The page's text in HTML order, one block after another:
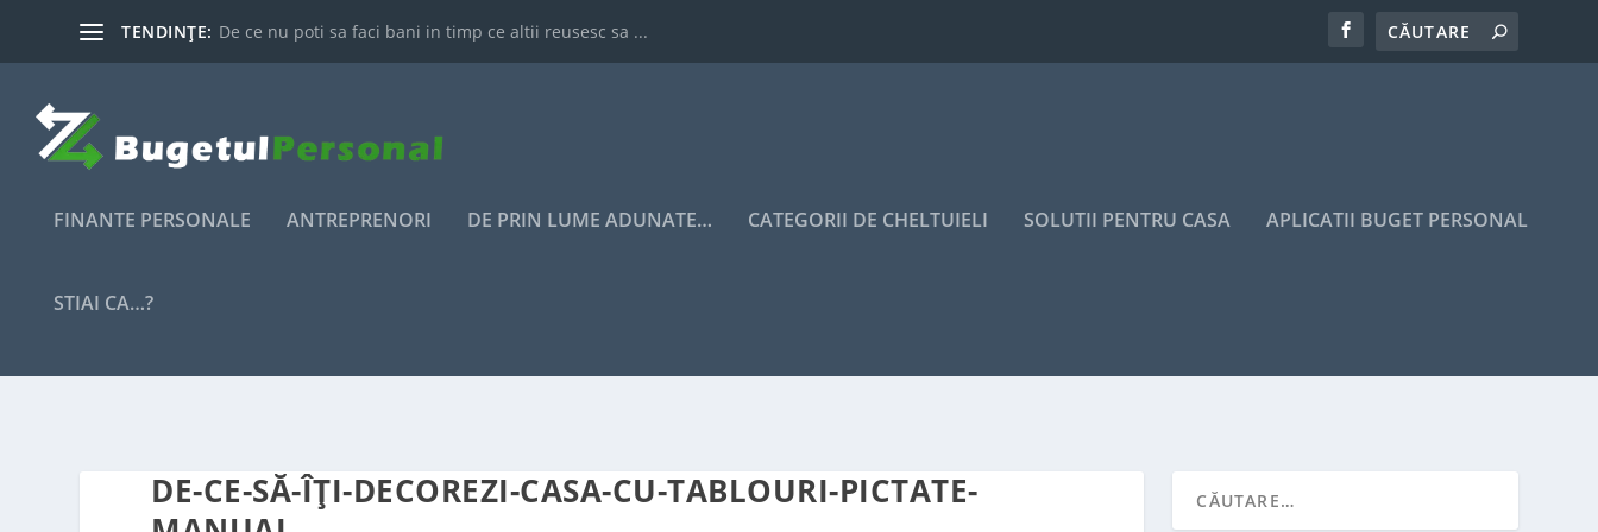
TENDINȚE: De ce nu poti sa faci bani in timp ce altii reusesc sa ...
FINANTE PERSONALE ANTREPRENORI DE PRIN LUME ADUNATE… CATEGORII DE CHELTUIELI SOLUTII PENTRU CASA APLICATII BUGET PERSONAL
STIAI CA…?
DE-CE-SĂ-ÎȚI-DECOREZI-CASA-CU-TABLOURI-PICTATE-